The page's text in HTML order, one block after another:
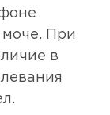
При
в